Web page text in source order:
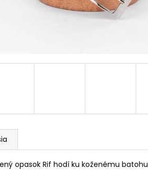
opasok Rif hodí ku koženému batohu